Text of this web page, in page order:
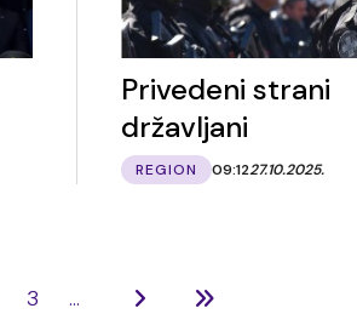
Privedeni strani
državljani
REGION 09:1227.10.2025.
3 ...